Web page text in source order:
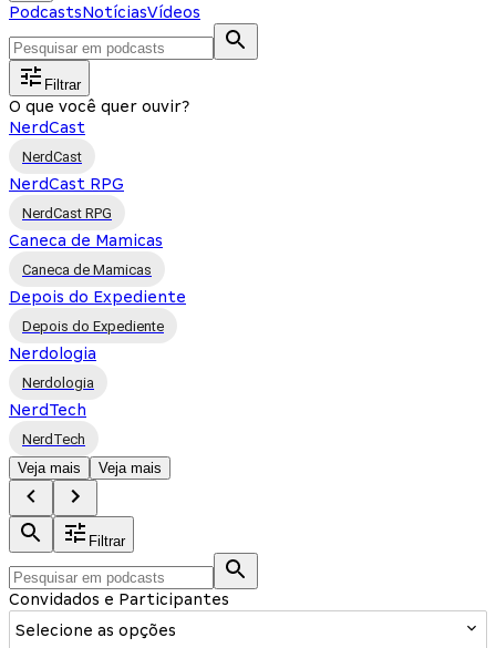
PodcastsNotíciasVídeos
Filtrar
O que você quer ouvir?
NerdCast
NerdCast
NerdCast RPG
NerdCast RPG
Caneca de Mamicas
Caneca de Mamicas
Depois do Expediente
Depois do Expediente
Nerdologia
Nerdologia
NerdTech
NerdTech
Veja mais
Veja mais
Filtrar
Convidados e Participantes
Selecione as opções